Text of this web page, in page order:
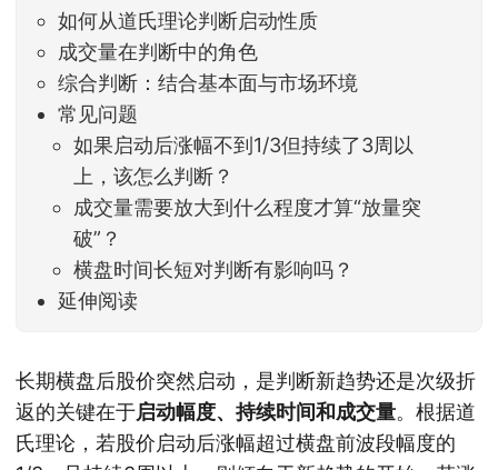
家感受到了春天般的暖风。指数涨了百点，交易额
回暖到2
如何从道氏理论判断启动性质
成交量在判断中的角色
综合判断：结合基本面与市场环境
常见问题
如果启动后涨幅不到1/3但持续了3周以
上，该怎么判断？
成交量需要放大到什么程度才算“放量突
破”？
横盘时间长短对判断有影响吗？
延伸阅读
长期横盘后股价突然启动，是判断新趋势还是次级折
返的关键在于启动幅度、持续时间和成交量。根据道
氏理论，若股价启动后涨幅超过横盘前波段幅度的